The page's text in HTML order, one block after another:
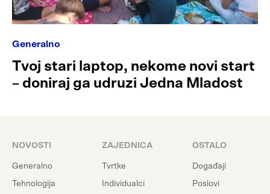
Generalno
Tvoj stari laptop, nekome novi start
– doniraj ga udruzi Jedna Mladost
NOVOSTI
Generalno
Tehnologija
ZAJEDNICA
Tvrtke
Individualci
OSTALO
Događaji
Poslovi